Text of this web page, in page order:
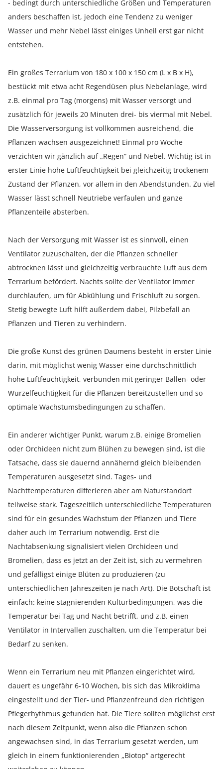
- bedingt durch unterschiedliche Größen und Temperaturen
anders beschaffen ist, jedoch eine Tendenz zu weniger
Wasser und mehr Nebel lässt einiges Unheil erst gar nicht
entstehen.
Ein großes Terrarium von 180 x 100 x 150 cm (L x B x H),
bestückt mit etwa acht Regendüsen plus Nebelanlage, wird
z.B. einmal pro Tag (morgens) mit Wasser versorgt und
zusätzlich für jeweils 20 Minuten drei- bis viermal mit Nebel.
Die Wasserversorgung ist vollkommen ausreichend, die
Pflanzen wachsen ausgezeichnet! Einmal pro Woche
verzichten wir gänzlich auf „Regen“ und Nebel. Wichtig ist in
erster Linie hohe Luftfeuchtigkeit bei gleichzeitig trockenem
Zustand der Pflanzen, vor allem in den Abendstunden. Zu viel
Wasser lässt schnell Neutriebe verfaulen und ganze
Pflanzenteile absterben.
Nach der Versorgung mit Wasser ist es sinnvoll, einen
Ventilator zuzuschalten, der die Pflanzen schneller
abtrocknen lässt und gleichzeitig verbrauchte Luft aus dem
Terrarium befördert. Nachts sollte der Ventilator immer
durchlaufen, um für Abkühlung und Frischluft zu sorgen.
Stetig bewegte Luft hilft außerdem dabei, Pilzbefall an
Pflanzen und Tieren zu verhindern.
Die große Kunst des grünen Daumens besteht in erster Linie
darin, mit möglichst wenig Wasser eine durchschnittlich
hohe Luftfeuchtigkeit, verbunden mit geringer Ballen- oder
Wurzelfeuchtigkeit für die Pflanzen bereitzustellen und so
optimale Wachstumsbedingungen zu schaffen.
Ein anderer wichtiger Punkt, warum z.B. einige Bromelien
oder Orchideen nicht zum Blühen zu bewegen sind, ist die
Tatsache, dass sie dauernd annähernd gleich bleibenden
Temperaturen ausgesetzt sind. Tages- und
Nachttemperaturen differieren aber am Naturstandort
teilweise stark. Tageszeitlich unterschiedliche Temperaturen
sind für ein gesundes Wachstum der Pflanzen und Tiere
daher auch im Terrarium notwendig. Erst die
Nachtabsenkung signalisiert vielen Orchideen und
Bromelien, dass es jetzt an der Zeit ist, sich zu vermehren
und gefälligst einige Blüten zu produzieren (zu
unterschiedlichen Jahreszeiten je nach Art). Die Botschaft ist
einfach: keine stagnierenden Kulturbedingungen, was die
Temperatur bei Tag und Nacht betrifft, und z.B. einen
Ventilator in Intervallen zuschalten, um die Temperatur bei
Bedarf zu senken.
Wenn ein Terrarium neu mit Pflanzen eingerichtet wird,
dauert es ungefähr 6-10 Wochen, bis sich das Mikroklima
eingestellt und der Tier- und Pflanzenfreund den richtigen
Pflegerhythmus gefunden hat. Die Tiere sollten möglichst erst
nach diesem Zeitpunkt, wenn also die Pflanzen schon
angewachsen sind, in das Terrarium gesetzt werden, um
gleich in einem funktionierenden „Biotop“ artgerecht